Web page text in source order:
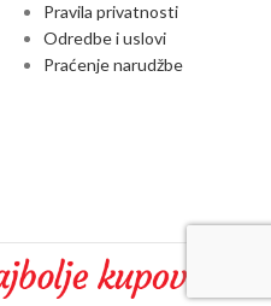
Pravila privatnosti
Odredbe i uslovi
Praćenje narudžbe